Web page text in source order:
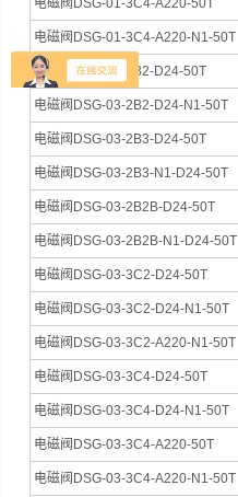
电磁阀DSG-01-3C4-A220-50T
电磁阀DSG-01-3C4-A220-N1-50T
电磁阀DSG-03-2B2-D24-50T
电磁阀DSG-03-2B2-D24-N1-50T
电磁阀DSG-03-2B3-D24-50T
电磁阀DSG-03-2B3-N1-D24-50T
电磁阀DSG-03-2B2B-D24-50T
电磁阀DSG-03-2B2B-N1-D24-50T
电磁阀DSG-03-3C2-D24-50T
电磁阀DSG-03-3C2-D24-N1-50T
电磁阀DSG-03-3C2-A220-N1-50T
电磁阀DSG-03-3C4-D24-50T
电磁阀DSG-03-3C4-D24-N1-50T
电磁阀DSG-03-3C4-A220-50T
电磁阀DSG-03-3C4-A220-N1-50T